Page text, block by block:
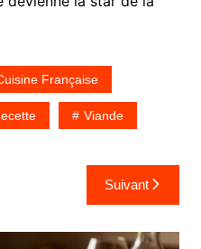
Française
Viande
Suivant